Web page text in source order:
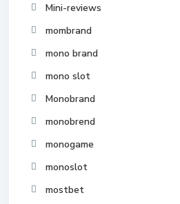
Mini-reviews
mombrand
mono brand
mono slot
Monobrand
monobrend
monogame
monoslot
mostbet